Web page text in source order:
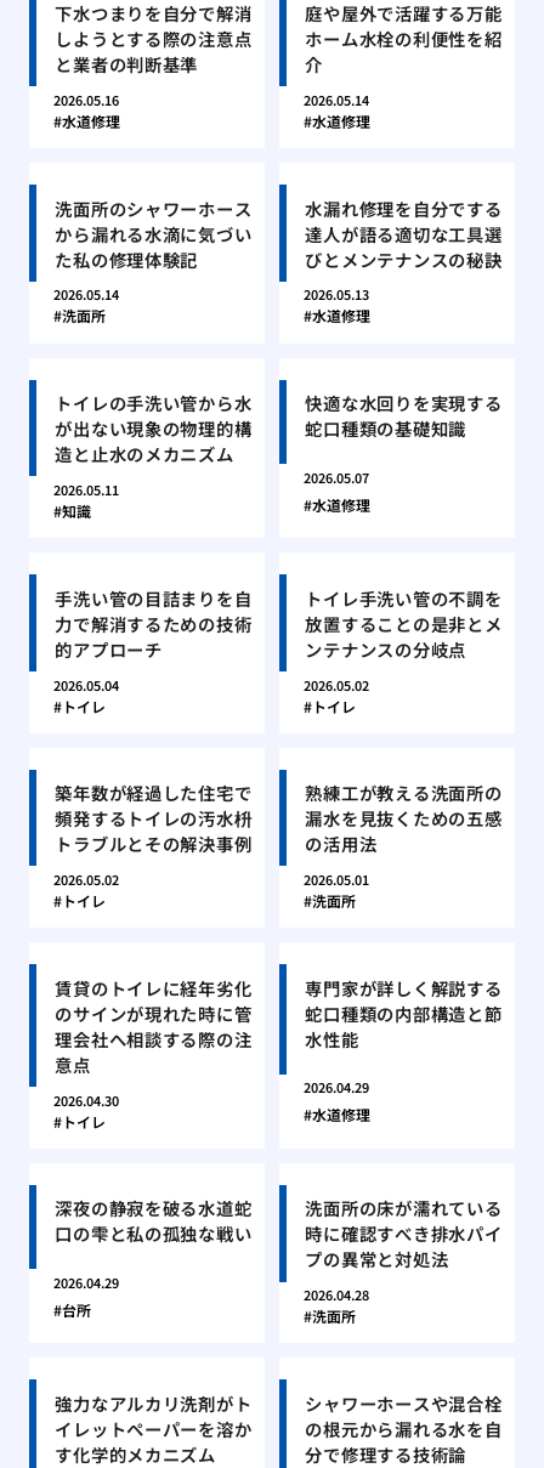
下水つまりを自分で解消
しようとする際の注意点
と業者の判断基準
2026.05.16
水道修理
庭や屋外で活躍する万能
ホーム水栓の利便性を紹
介
2026.05.14
水道修理
洗面所のシャワーホース
から漏れる水滴に気づい
た私の修理体験記
2026.05.14
洗面所
水漏れ修理を自分でする
達人が語る適切な工具選
びとメンテナンスの秘訣
2026.05.13
水道修理
トイレの手洗い管から水
が出ない現象の物理的構
造と止水のメカニズム
2026.05.11
知識
快適な水回りを実現する
蛇口種類の基礎知識
2026.05.07
水道修理
手洗い管の目詰まりを自
力で解消するための技術
的アプローチ
2026.05.04
トイレ
トイレ手洗い管の不調を
放置することの是非とメ
ンテナンスの分岐点
2026.05.02
トイレ
築年数が経過した住宅で
頻発するトイレの汚水枡
トラブルとその解決事例
2026.05.02
トイレ
熟練工が教える洗面所の
漏水を見抜くための五感
の活用法
2026.05.01
洗面所
賃貸のトイレに経年劣化
のサインが現れた時に管
理会社へ相談する際の注
意点
2026.04.30
トイレ
専門家が詳しく解説する
蛇口種類の内部構造と節
水性能
2026.04.29
水道修理
深夜の静寂を破る水道蛇
口の雫と私の孤独な戦い
2026.04.29
台所
洗面所の床が濡れている
時に確認すべき排水パイ
プの異常と対処法
2026.04.28
洗面所
強力なアルカリ洗剤がト
イレットペーパーを溶か
す化学的メカニズム
シャワーホースや混合栓
の根元から漏れる水を自
分で修理する技術論